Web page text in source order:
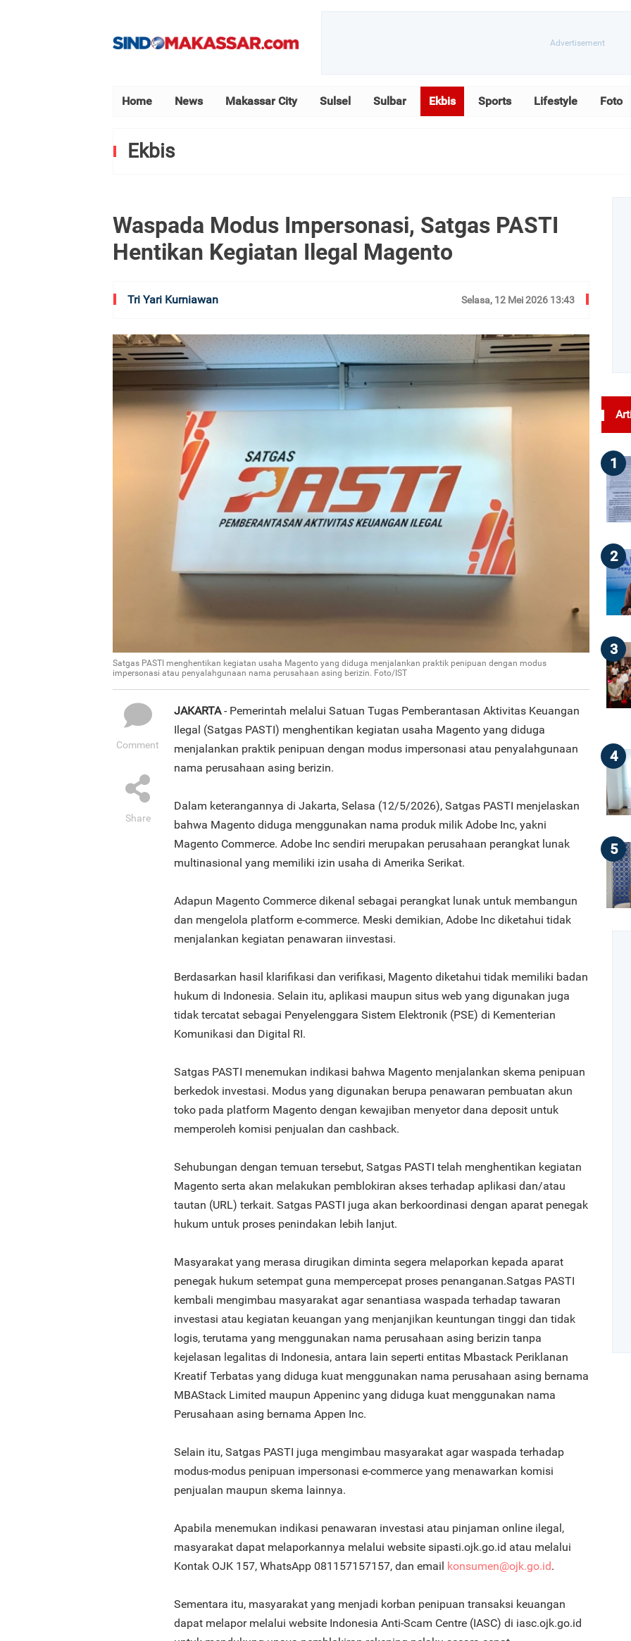
Home News Makassar City Sulsel Sulbar Ekbis Sports Lifestyle Foto
Ekbis
Waspada Modus Impersonasi, Satgas PASTI
Hentikan Kegiatan Ilegal Magento
Tri Yari Kurniawan Selasa, 12 Mei 2026 13:43
Satgas PASTI menghentikan kegiatan usaha Magento yang diduga menjalankan praktik penipuan dengan modus
impersonasi atau penyalahgunaan nama perusahaan asing berizin. Foto/IST
Comment
Share
JAKARTA- Pemerintah melalui Satuan Tugas Pemberantasan Aktivitas Keuangan
Ilegal (Satgas PASTI) menghentikan kegiatan usaha Magento yang diduga
menjalankan praktik penipuan dengan modus impersonasi atau penyalahgunaan
nama perusahaan asing berizin.
Dalam keterangannya di Jakarta, Selasa (12/5/2026), Satgas PASTI menjelaskan
bahwa Magento diduga menggunakan nama produk milik Adobe Inc, yakni
Magento Commerce. Adobe Inc sendiri merupakan perusahaan perangkat lunak
multinasional yang memiliki izin usaha di Amerika Serikat.
Adapun Magento Commerce dikenal sebagai perangkat lunak untuk membangun
dan mengelola platform e-commerce. Meski demikian, Adobe Inc diketahui tidak
menjalankan kegiatan penawaran iinvestasi.
Berdasarkan hasil klarifikasi dan verifikasi, Magento diketahui tidak memiliki badan
hukum di Indonesia. Selain itu, aplikasi maupun situs web yang digunakan juga
tidak tercatat sebagai Penyelenggara Sistem Elektronik (PSE) di Kementerian
Komunikasi dan Digital RI.
Satgas PASTI menemukan indikasi bahwa Magento menjalankan skema penipuan
berkedok investasi. Modus yang digunakan berupa penawaran pembuatan akun
toko pada platform Magento dengan kewajiban menyetor dana deposit untuk
memperoleh komisi penjualan dan cashback.
Sehubungan dengan temuan tersebut, Satgas PASTI telah menghentikan kegiatan
Magento serta akan melakukan pemblokiran akses terhadap aplikasi dan/atau
tautan (URL) terkait. Satgas PASTI juga akan berkoordinasi dengan aparat penegak
hukum untuk proses penindakan lebih lanjut.
Masyarakat yang merasa dirugikan diminta segera melaporkan kepada aparat
penegak hukum setempat guna mempercepat proses penanganan.Satgas PASTI
kembali mengimbau masyarakat agar senantiasa waspada terhadap tawaran
investasi atau kegiatan keuangan yang menjanjikan keuntungan tinggi dan tidak
logis, terutama yang menggunakan nama perusahaan asing berizin tanpa
kejelasan legalitas di Indonesia, antara lain seperti entitas Mbastack Periklanan
Kreatif Terbatas yang diduga kuat menggunakan nama perusahaan asing bernama
MBAStack Limited maupun Appeninc yang diduga kuat menggunakan nama
Perusahaan asing bernama Appen Inc.
Selain itu, Satgas PASTI juga mengimbau masyarakat agar waspada terhadap
modus-modus penipuan impersonasi e-commerce yang menawarkan komisi
penjualan maupun skema lainnya.
Apabila menemukan indikasi penawaran investasi atau pinjaman online ilegal,
masyarakat dapat melaporkannya melalui website sipasti.ojk.go.id atau melalui
Kontak OJK 157, WhatsApp 081157157157, dan email konsumen@ojk.go.id.
Sementara itu, masyarakat yang menjadi korban penipuan transaksi keuangan
dapat melapor melalui website Indonesia Anti-Scam Centre (IASC) di iasc.ojk.go.id
1
2
3
4
5